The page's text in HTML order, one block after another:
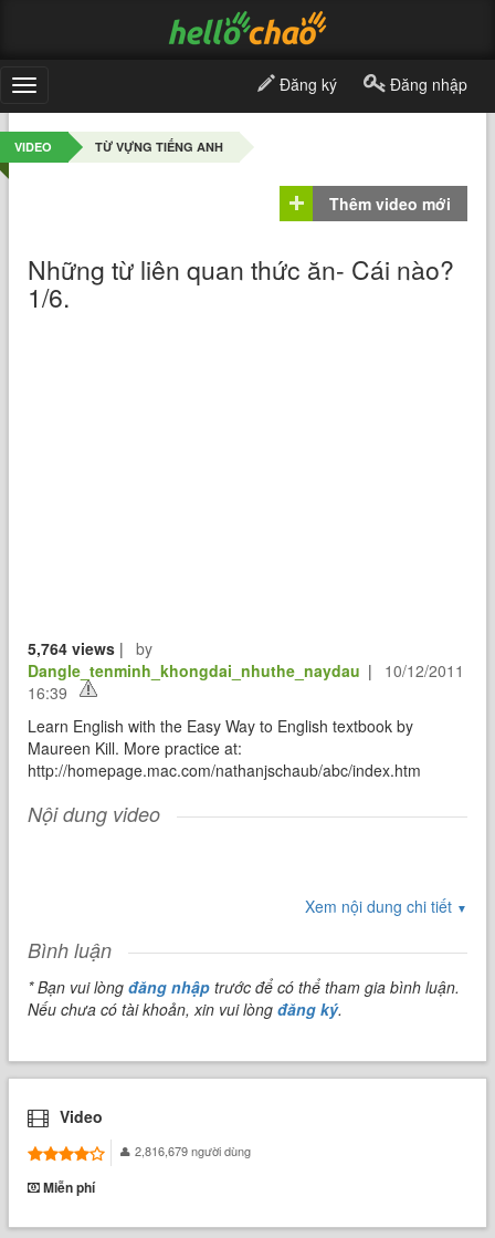
Toggle
navigation
Đăng ký Đăng nhập
VIDEO TỪ VỰNG TIẾNG ANH
Thêm video mới
Những từ liên quan thức ăn- Cái nào?
1/6.
5,764 views |
by
Dangle_tenminh_khongdai_nhuthe_naydau |
10/12/2011
16:39
Learn English with the Easy Way to English textbook by
Maureen Kill. More practice at:
http://homepage.mac.com/nathanjschaub/abc/index.htm
Nội dung video
Xem nội dung chi tiết ▼
Bình luận
* Bạn vui lòngđăng nhập trước để có thể tham gia bình luận.
Nếu chưa có tài khoản, xin vui lòngđăng ký.
Video
2,816,679 người dùng
Miễn phí